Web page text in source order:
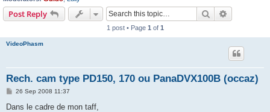
Post Reply Search
1 post • Page 1 of 1
VideoPhasm
Rech. cam type PD150, 170 ou PanaDVX100B (occaz)
P
s
26 Sep 2008 11:37
Dans le cadre de mon taff,